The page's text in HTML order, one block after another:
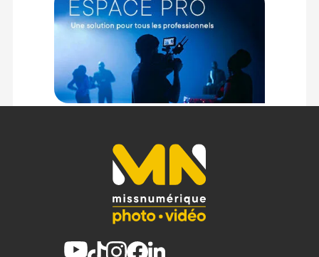
Sirui SVM-165P
Nombre de sections : 3
Diamètre des tubes : 36 mm (max), 24 mm (min)
Diamètre base déployée : 410 mm
Hauteur maximale : 1650 mm
Hauteur minimale : 830 mm
Capacité de charge : 10 kg
Filetage de montage inférieur : 1x base monopode
Matériau : Aluminium
Température de fonctionnement : -30 °C à 70 °C